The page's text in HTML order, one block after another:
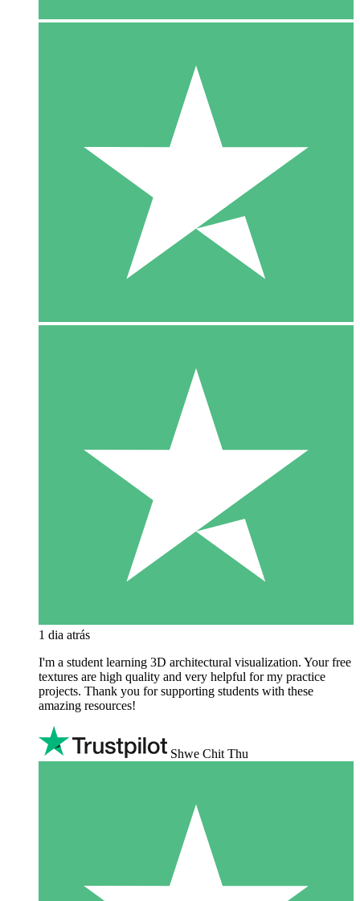
1 dia atrás
I'm a student learning 3D architectural visualization. Your free
textures are high quality and very helpful for my practice
projects. Thank you for supporting students with these
amazing resources!
Shwe Chit Thu